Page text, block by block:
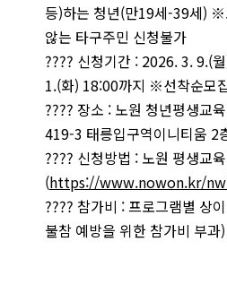
등)하는 청년(만19세-39세) ※
않는 타구주민 신청불가
???? 신청기간 : 2026. 3. 9.(
1.(화) 18:00까지 ※선착순모
???? 장소 : 노원 청년평생교
419-3 태릉입구역이니티움 2
???? 신청방법 : 노원 평생교
(https://www.nowon.kr/
???? 참가비 : 프로그램별 상
불참 예방을 위한 참가비 부과)